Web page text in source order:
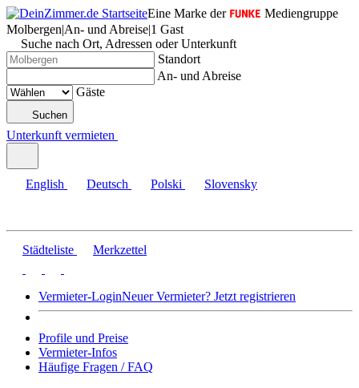
Eine Marke der
Mediengruppe
Molbergen|An- und Abreise|1 Gast
Suche nach Ort, Adressen oder Unterkunft
Standort
An- und Abreise
Gäste
Suchen
Unterkunft vermieten
English Deutsch Polski Slovensky
Städteliste Merkzettel
Vermieter-LoginNeuer Vermieter? Jetzt registrieren
Profile und Preise
Vermieter-Infos
Häufige Fragen / FAQ